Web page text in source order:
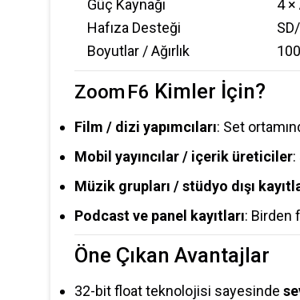
Güç Kaynağı
4 ×
Hafıza Desteği
Boyutlar / Ağırlık
Zoom F6 Kimler İçin?
Film / dizi yapımcıları: Set
Mobil yayıncılar / içerik üreticiler:
Müzik grupları / stüdyo dışı
Podcast ve panel kayıtları: Birden
Öne Çıkan Avantajlar
32-bit float teknolojisi sayesinde